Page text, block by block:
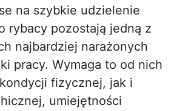
na szybkie udzielenie
rybacy pozostają jedną z
najbardziej narażonych
pracy. Wymaga to od nich
fizycznej, jak i
umiejętności